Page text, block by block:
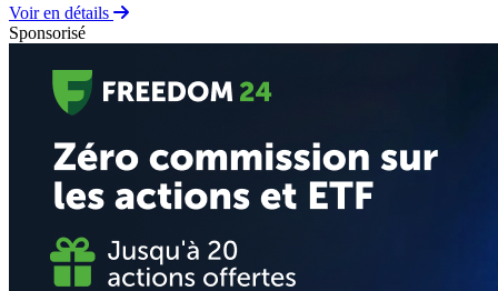
Voir en détails
Sponsorisé